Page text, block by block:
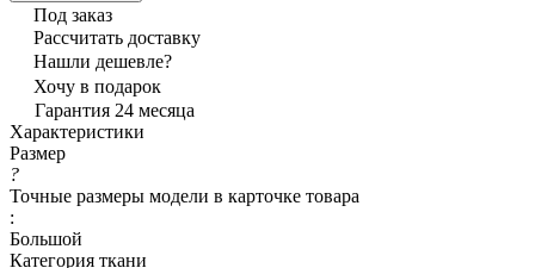
Под заказ
Рассчитать доставку
Нашли дешевле?
Хочу в подарок
Гарантия 24 месяца
Характеристики
Размер
?
Точные размеры модели в карточке товара
:
Большой
Категория ткани